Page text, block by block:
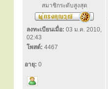
สมาชิกระดับสูงสุด
ลงทะเบียนเมื่อ: 03 ม.ค. 2010,
02:43
โพสต์: 4467
อายุ: 0